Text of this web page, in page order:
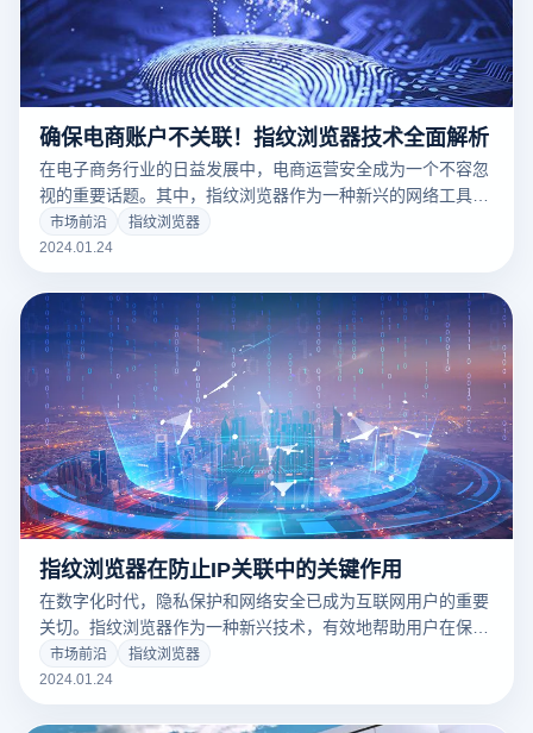
确保电商账户不关联！指纹浏览器技术全面解析
在电子商务行业的日益发展中，电商运营安全成为一个不容忽
视的重要话题。其中，指纹浏览器作为一种新兴的网络工具，
尤其在防关联方面显示了其独特的优势。
市场前沿
指纹浏览器
2024.01.24
指纹浏览器在防止IP关联中的关键作用
在数字化时代，隐私保护和网络安全已成为互联网用户的重要
关切。指纹浏览器作为一种新兴技术，有效地帮助用户在保护
个人隐私和避免IP关联方面发挥了重要作用。
市场前沿
指纹浏览器
2024.01.24